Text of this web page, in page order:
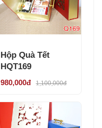
Hộp Quà Tết
HQT169
980,000đ 1,100,000đ